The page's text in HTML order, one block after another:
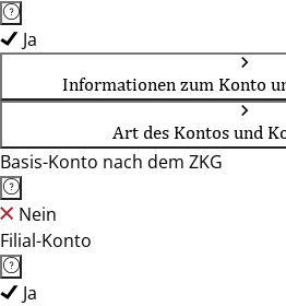
Ja
Informationen zum Konto
Art des Kontos und
Basis-Konto nach dem ZKG
Nein
Filial-Konto
Ja